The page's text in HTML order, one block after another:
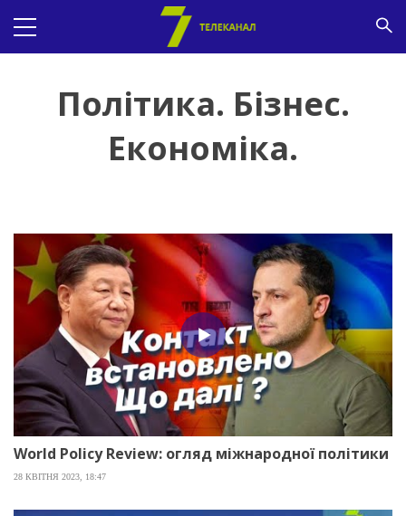
Політика. Бізнес.
Економіка.
World Policy Review: огляд міжнародної політики
28 КВІТНЯ 2023, 18:47